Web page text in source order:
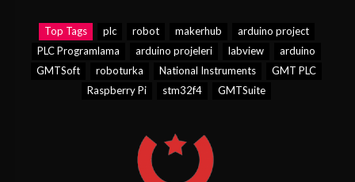
Top Tags plc robot makerhub
arduino project
PLC Programlama
arduino projeleri labview
arduino
GMTSoft
roboturka National Instruments
GMT PLC
Raspberry Pi
stm32f4 GMTSuite